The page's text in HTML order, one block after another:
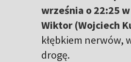
września o 22:25 w
Wiktor (Wojciech
kłębkiem nerwów,
drogę.